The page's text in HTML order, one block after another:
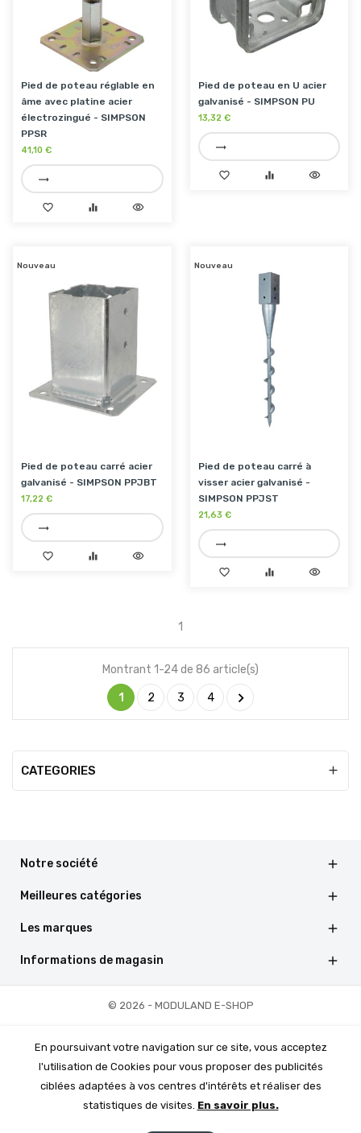
Pied de poteau réglable en
âme avec platine acier
électrozingué - SIMPSON
PPSR
41,10 €
trending_flat
favorite_border equalizer visibility
Pied de poteau en U acier
galvanisé - SIMPSON PU
13,32 €
trending_flat
favorite_border equalizer visibility
Nouveau
Pied de poteau carré acier
galvanisé - SIMPSON PPJBT
17,22 €
trending_flat
favorite_border equalizer visibility
Nouveau
Pied de poteau carré à
visser acier galvanisé -
SIMPSON PPJST
21,63 €
trending_flat
favorite_border equalizer visibility
1
Montrant 1-24 de 86 article(s)
1 2 3 4 
CATEGORIES 
Notre société 
Meilleures catégories 
Les marques 
Informations de magasin 
© 2026 - MODULAND E-SHOP
En poursuivant votre navigation sur ce site, vous acceptez
l'utilisation de Cookies pour vous proposer des publicités
ciblées adaptées à vos centres d'intérêts et réaliser des
statistiques de visites. En savoir plus.